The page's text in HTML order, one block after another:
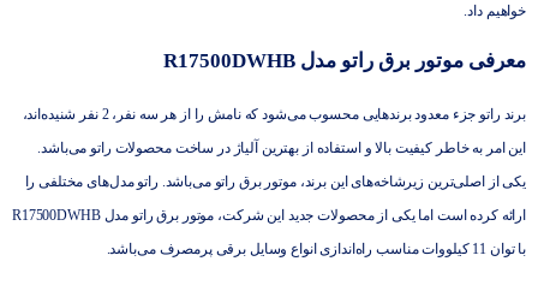
خواهیم داد.
معرفی موتور برق راتو مدل R17500DWHB
برند راتو جزء معدود برند‌هایی محسوب می‌شود که نامش را از هر سه نفر، 2 نفر شنیده‌اند،
این امر به خاطر کیفیت بالا و استفاده از بهترین آلیاژ در ساخت محصولات راتو می‌باشد.
یکی از اصلی‌ترین زیرشاخه‌های این برند،موتور برق راتو می‌باشد. راتو مدل‌های مختلفی را
ارائه کرده است اما یکی از محصولات جدید این شرکت، موتور برق راتو مدل R17500DWHB
با توان 11 کیلووات مناسب راه‌اندازی انواع وسایل برقی پرمصرف می‌باشد.